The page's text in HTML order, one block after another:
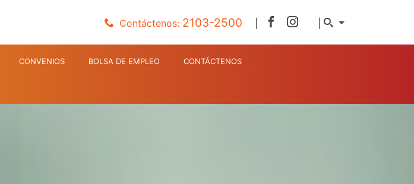
Contáctenos: 2103-2500 |
CONVENIOS BOLSA DE EMPLEO CONTÁCTENOS